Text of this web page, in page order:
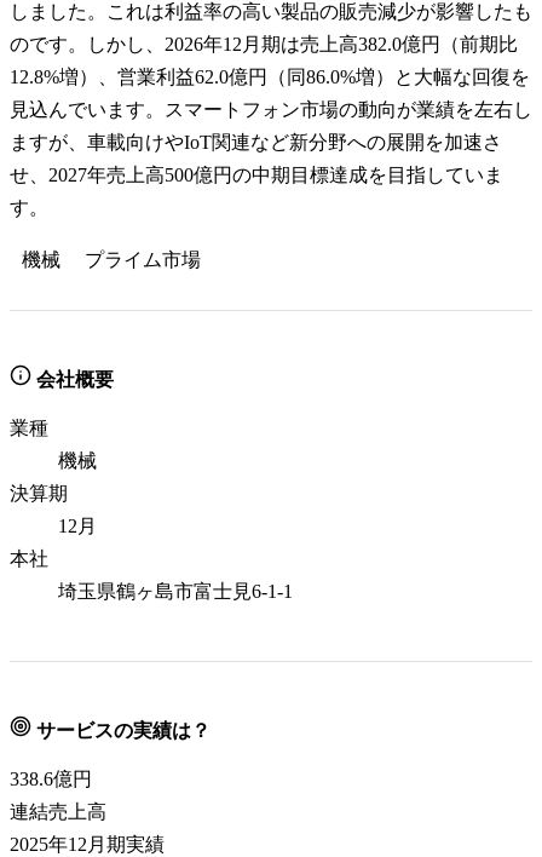
しました。これは利益率の高い製品の販売減少が影響したも
のです。しかし、2026年12月期は売上高382.0億円（前期比
12.8%増）、営業利益62.0億円（同86.0%増）と大幅な回復を
見込んでいます。スマートフォン市場の動向が業績を左右し
ますが、車載向けやIoT関連など新分野への展開を加速さ
せ、2027年売上高500億円の中期目標達成を目指していま
す。
機械 プライム市場
会社概要
業種
機械
決算期
12月
本社
埼玉県鶴ヶ島市富士見6-1-1
サービスの実績は？
338.6億円
連結売上高
2025年12月期実績